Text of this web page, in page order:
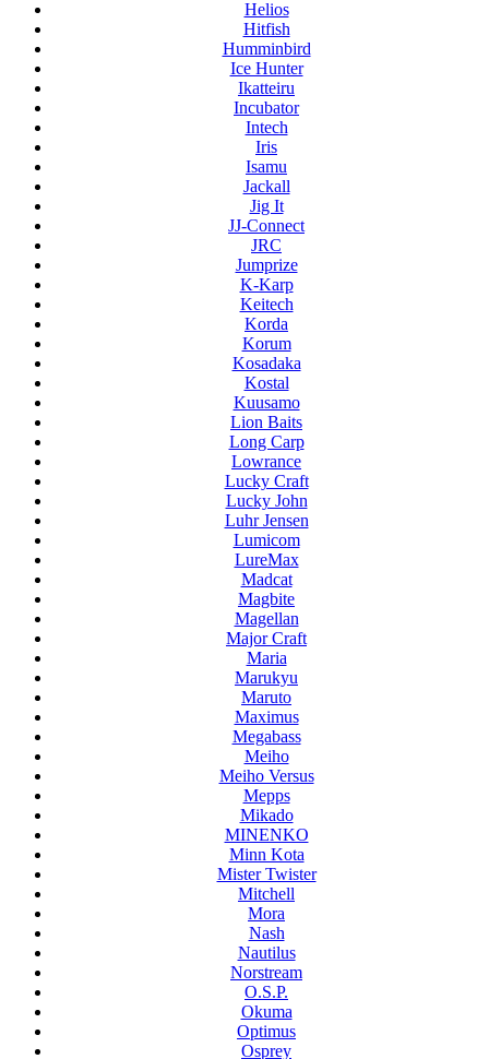
Helios
Hitfish
Humminbird
Ice Hunter
Ikatteiru
Incubator
Intech
Iris
Isamu
Jackall
Jig It
JJ-Connect
JRC
Jumprize
K-Karp
Keitech
Korda
Korum
Kosadaka
Kostal
Kuusamo
Lion Baits
Long Carp
Lowrance
Lucky Craft
Lucky John
Luhr Jensen
Lumicom
LureMax
Madcat
Magbite
Magellan
Major Craft
Maria
Marukyu
Maruto
Maximus
Megabass
Meiho
Meiho Versus
Mepps
Mikado
MINENKO
Minn Kota
Mister Twister
Mitchell
Mora
Nash
Nautilus
Norstream
O.S.P.
Okuma
Optimus
Osprey